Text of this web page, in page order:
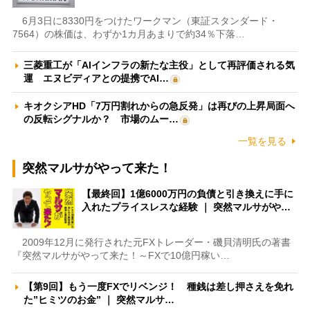
6月3日に8330円をつけたワークマン（東証スタンダード・
7564）の株価は、わずか1カ月あまりで約34％下落…
三菱重工が「AIインフラの新たな主役」として再評価される気
運 エヌビディアとの提携でAI…
キオクシアHD「7万円割れからの急反発」は再びの上昇局面へ
の反転シグナルか？ 市場のムー…
一覧を見る
突然マルサがやって来た！
【最終回】1億6000万円の負債と引き換えに手に
入れたプライスレスな経験 ｜ 突然マルサがや…
2009年12月に発行された元FXトレーダー・磯貝清明氏の著書
『突然マルサがやって来た！～FXで10億円稼い…
【第9回】もう一度FXでリベンジ！ 種銭は差し押さえを免れ
た”ヒミツのお金” ｜ 突然マルサ…